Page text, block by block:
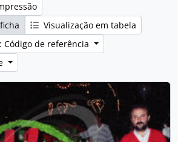
Visualização em tabela
de referência